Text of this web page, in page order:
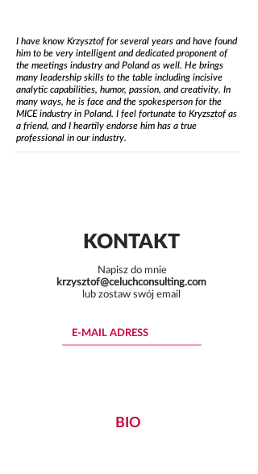
I have know Krzysztof for several years and have found
him to be very intelligent and dedicated proponent of
the meetings industry and Poland as well. He brings
many leadership skills to the table including incisive
analytic capabilities, humor, passion, and creativity. In
many ways, he is face and the spokesperson for the
MICE industry in Poland. I feel fortunate to Kryzsztof as
a friend, and I heartily endorse him has a true
professional in our industry.
BIO
Napisz do mnie
krzysztof@celuchconsulting.com
lub zostaw swój email
KONTAKT